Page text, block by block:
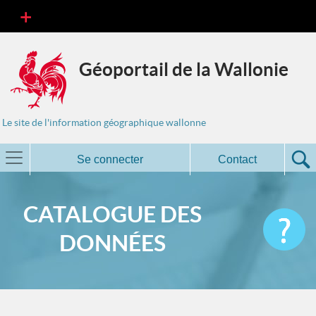
Géoportail de la Wallonie
Le site de l'information géographique wallonne
Se connecter Contact
CATALOGUE DES
DONNÉES